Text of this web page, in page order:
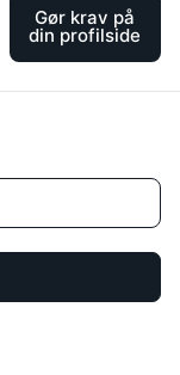
Gør krav på
din profilside